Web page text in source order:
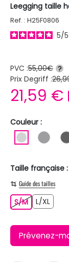
Leegging taille
Ref. : H25F0806
5/5
PVC :55,00€ ?
Prix Degriff :
21,59 €
Couleur :
GRIS CLAIR
GRIS
Taille française :
Guide des tailles
S/MS/ML/XL
Prévenez-